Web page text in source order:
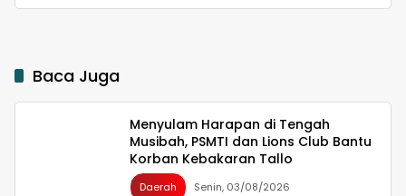
Baca Juga
Menyulam Harapan di Tengah
Musibah, PSMTI dan Lions Club Bantu
Korban Kebakaran Tallo
Daerah Senin, 03/08/2026